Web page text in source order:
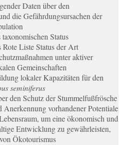
Daten über den
die Gefährdungsursachen der
Status
Liste Status der Art
unter aktiver
Gemeinschaften
lokaler Kapazitäten für den
seminiferus
den Schutz der Stummelfußfrösche
vorhandener Potentiale
um eine ökonomisch und
Entwicklung zu gewährleisten,
Ökotourismus